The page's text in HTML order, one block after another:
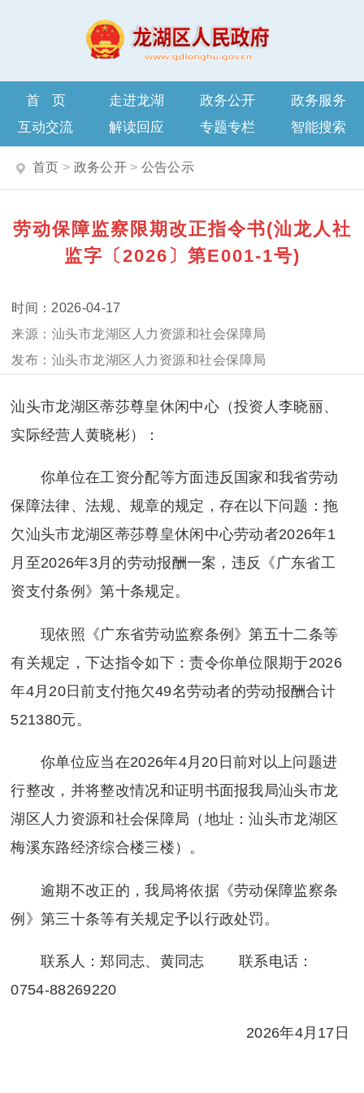
首页 走进龙湖 政务公开
政务服务
互动交流
解读回应 专题专栏 智能搜索
首页 > 政务公开> 公告公示
劳动保障监察限期改正指令书(汕龙人社
监字〔2026〕第E001-1号)
2026-04-17
汕头市龙湖区人力资源和社会保障局
汕头市龙湖区人力资源和社会保障局
汕头市龙湖区蒂莎尊皇休闲中心（投资人李晓丽、
实际经营人黄晓彬）：
你单位在工资分配等方面违反国家和我省劳动
保障法律、法规、规章的规定，存在以下问题：拖
欠汕头市龙湖区蒂莎尊皇休闲中心劳动者2026年1
月至2026年3月的劳动报酬一案，违反《广东省工
资支付条例》第十条规定。
现依照《广东省劳动监察条例》第五十二条等
有关规定，下达指令如下：责令你单位限期于2026
年4月20日前支付拖欠49名劳动者的劳动报酬合计
521380元。
你单位应当在2026年4月20日前对以上问题进
行整改，并将整改情况和证明书面报我局汕头市龙
湖区人力资源和社会保障局（地址：汕头市龙湖区
梅溪东路经济综合楼三楼）。
逾期不改正的，我局将依据《劳动保障监察条
例》第三十条等有关规定予以行政处罚。
联系人：郑同志、黄同志 联系电话：
0754-88269220
2026年4月17日